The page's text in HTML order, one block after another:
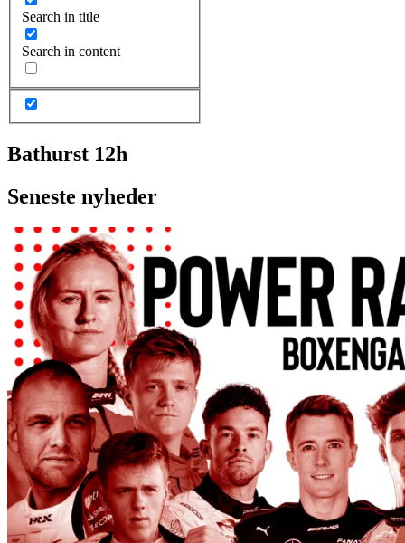
Search in title
Search in content
Bathurst 12h
Seneste nyheder